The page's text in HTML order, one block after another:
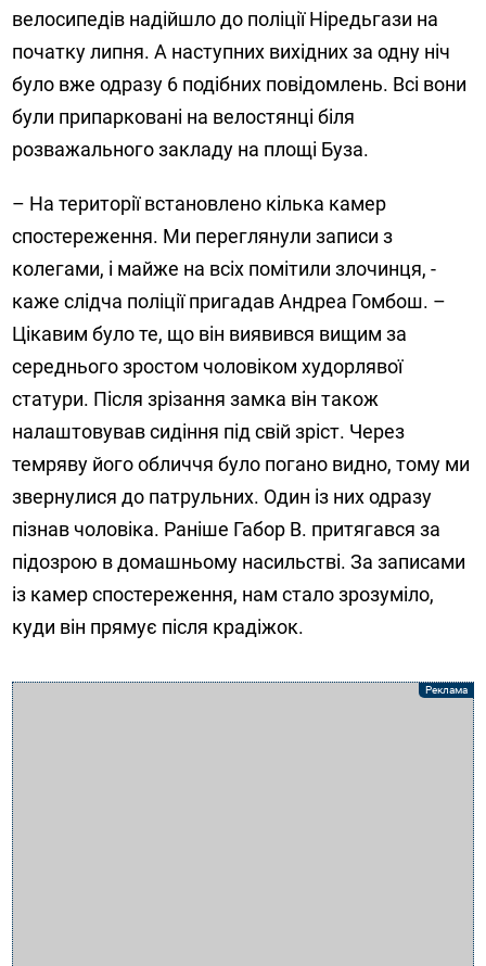
велосипедів надійшло до поліції Ніредьгази на
початку липня. А наступних вихідних за одну ніч
було вже одразу 6 подібних повідомлень. Всі вони
були припарковані на велостянці біля
розважального закладу на площі Буза.
– На території встановлено кілька камер
спостереження. Ми переглянули записи з
колегами, і майже на всіх помітили злочинця, -
каже слідча поліції пригадав Андреа Гомбош. –
Цікавим було те, що він виявився вищим за
середнього зростом чоловіком худорлявої
статури. Після зрізання замка він також
налаштовував сидіння під свій зріст. Через
темряву його обличчя було погано видно, тому ми
звернулися до патрульних. Один із них одразу
пізнав чоловіка. Раніше Габор В. притягався за
підозрою в домашньому насильстві. За записами
із камер спостереження, нам стало зрозуміло,
куди він прямує після крадіжок.